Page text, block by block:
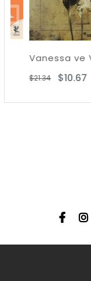
Vanessa ve
$10.67
$21.34